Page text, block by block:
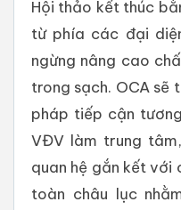
Hội thảo kết thúc
từ phía các đại
ngừng nâng cao
trong sạch. OCA sẽ
pháp tiếp cận
VĐV làm trung
quan hệ gắn kết với
toàn châu lục